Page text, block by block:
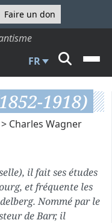
Faire un don
FR
1918)
> Charles Wagner
il fait ses études
et fréquente les
Nommé par le
de Barr, il